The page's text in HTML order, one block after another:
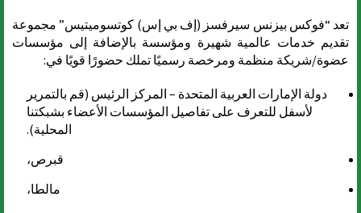
تعد “فوكس بيزنس سيرفسز (إف بي إس) كوتسوميتيس” مجموعة
تقديم خدمات عالمية شهيرة ومؤسسة بالإضافة إلى مؤسسات
عضوة/شريكة منظمة ومرخصة رسميًا تملك حضورًا قويًا في:
دولة الإمارات العربية المتحدة – المركز الرئيس (قم بالتمرير
لأسفل للتعرف على تفاصيل المؤسسات الأعضاء بشبكتنا
المحلية).
قبرص،
مالطا،